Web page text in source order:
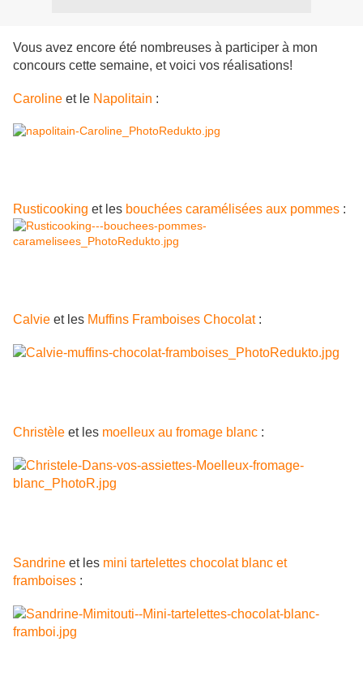
Vous avez encore été nombreuses à participer à mon
concours cette semaine, et voici vos réalisations!
Caroline et le Napolitain :
Rusticooking et les bouchées caramélisées aux pommes :
Calvie et les Muffins Framboises Chocolat:
Christèle et les moelleux au fromage blanc :
Sandrine et les mini tartelettes chocolat blanc et
framboises :